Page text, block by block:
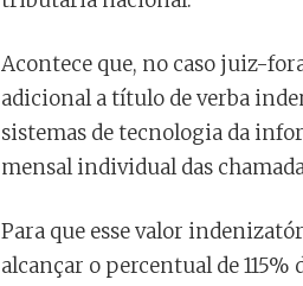
Acontece que, no caso juiz-
adicional a título de verba
sistemas de tecnologia da
mensal individual das
Para que esse valor
alcançar o percentual de